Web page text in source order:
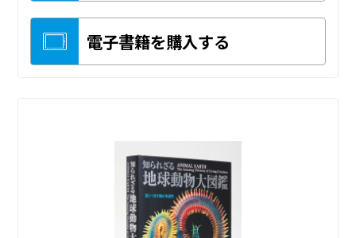
電子書籍を購入する